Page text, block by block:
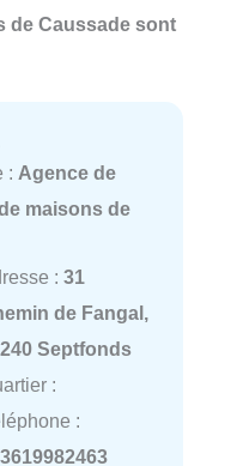
de Caussade sont
: Agence de
maisons de
: 31
de Fangal,
Septfonds
:
: